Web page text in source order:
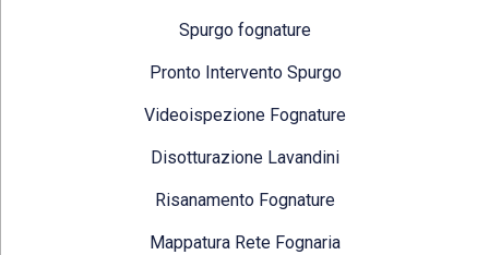
Spurgo fognature
Pronto Intervento Spurgo
Videoispezione Fognature
Disotturazione Lavandini
Risanamento Fognature
Mappatura Rete Fognaria